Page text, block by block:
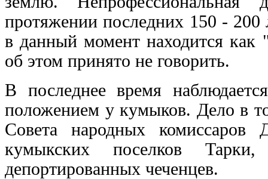
протяжении последних 150 - 200
в данный момент находится как
об этом принято не говорить.
В последнее время
положением у кумыков. Дело в
Совета народных комиссаров
кумыкских поселков
депортированных чеченцев.